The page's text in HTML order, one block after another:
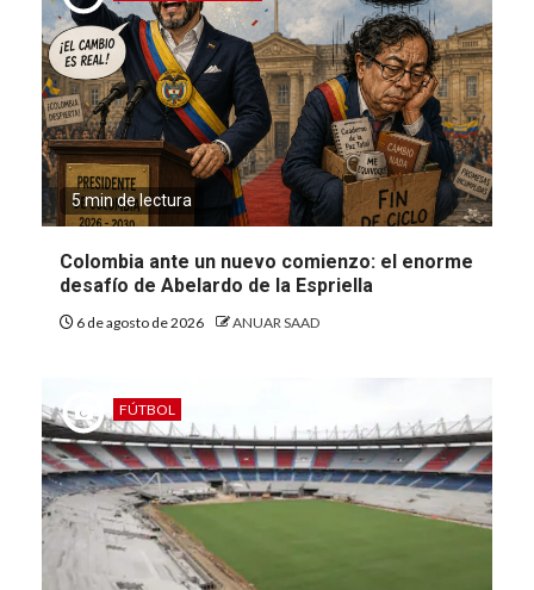
5 min de lectura
Colombia ante un nuevo comienzo: el enorme
desafío de Abelardo de la Espriella
6 de agosto de 2026 ANUAR SAAD
FÚTBOL